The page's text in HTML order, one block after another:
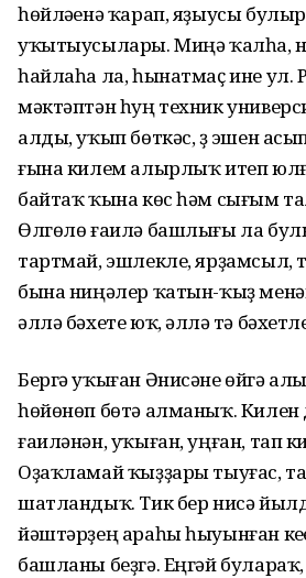
һөйләүенә ҡарап, яҙыусы
уҡытыусылары. Миңә ҡалһа,
һайлаһа ла, һынатмаҫ ине ул.
мәктәптән һуң техник
алды, уҡып бөткәс, үҙ эшен
ғына килем алырлыҡ итеп
байтаҡ ҡына көс һәм сығым
Өлгөлө ғаилә башлығы ла
тартмай, эшлекле, ярҙамсыл,
бына ниңәлер ҡатын-ҡыҙ
әллә бәхете юҡ, әллә үтә
Бергә уҡыған Әнисәне өйгә
һөйөнөп бөтә алманыҡ. Килен
ғаиләнән, уҡыған, уңған, тап
Оҙаҡламай ҡыҙҙары тыуғас,
шатландыҡ. Тик бер нисә
йәштәрҙең араһы һыуынған
башланы беҙгә. Еңгәй булараҡ,